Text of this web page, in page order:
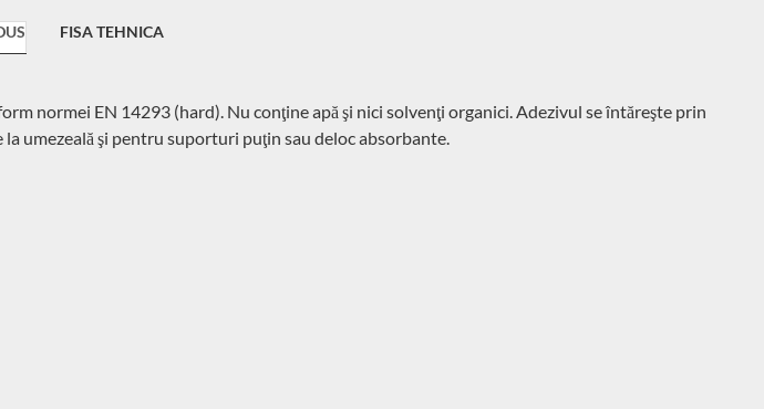
FISA TEHNICA
normei EN 14293 (hard). Nu conţine apă şi nici solvenţi organici. Adezivul se întăreşte prin
umezeală şi pentru suporturi puţin sau deloc absorbante.